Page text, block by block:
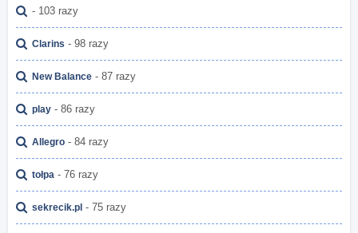
- 103 razy
Clarins - 98 razy
New Balance - 87 razy
play - 86 razy
Allegro - 84 razy
tołpa - 76 razy
sekrecik.pl - 75 razy